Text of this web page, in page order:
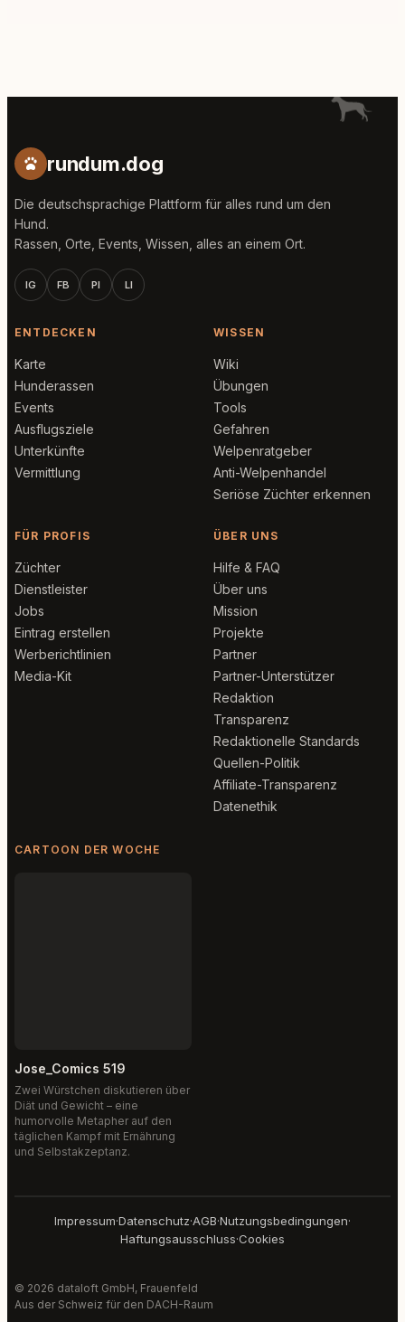
rundum.dog
Die deutschsprachige Plattform für alles rund um den
Hund.
Rassen, Orte, Events, Wissen, alles an einem Ort.
IG FB PI LI
ENTDECKEN
Karte
Hunderassen
Events
Ausflugsziele
Unterkünfte
Vermittlung
WISSEN
Wiki
Übungen
Tools
Gefahren
Welpenratgeber
Anti-Welpenhandel
Seriöse Züchter erkennen
FÜR PROFIS
Züchter
Dienstleister
Jobs
Eintrag erstellen
Werberichtlinien
Media-Kit
ÜBER UNS
Hilfe & FAQ
Über uns
Mission
Projekte
Partner
Partner-Unterstützer
Redaktion
Transparenz
Redaktionelle Standards
Quellen-Politik
Affiliate-Transparenz
Datenethik
CARTOON DER WOCHE
Jose_Comics 519
Zwei Würstchen diskutieren über
Diät und Gewicht – eine
humorvolle Metapher auf den
täglichen Kampf mit Ernährung
und Selbstakzeptanz.
Impressum·Datenschutz·AGB·Nutzungsbedingungen·
Haftungsausschluss·Cookies
© 2026 dataloft GmbH, Frauenfeld
Aus der Schweiz für den DACH-Raum